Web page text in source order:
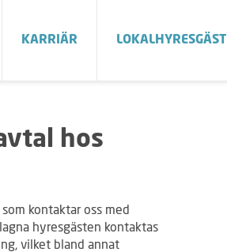
KARRIÄR LOKALHYRESGÄST
hos
som kontaktar oss med
hyresgästen kontaktas
vilket bland annat